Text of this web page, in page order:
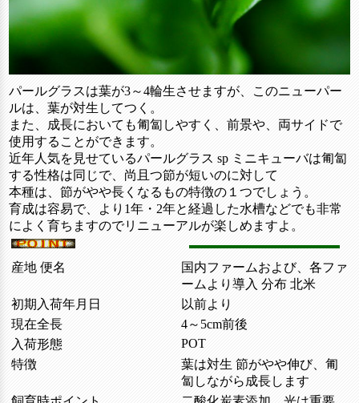
パールグラスは葉が3～4輪生させますが、このニューパー
ルは、葉が対生してつく。
また、成長においても匍匐しやすく、前景や、両サイドで
使用することができます。
近年人気を見せているパールグラス sp ミニキューバは匍匐
する性格は同じで、尚且つ節が短いのに対して
本種は、節がやや長くなるもの特徴の１つでしょう。
育成は容易で、より1年・2年と経過した水槽などでも非常
によく育ちますのでリニューアルが楽しめますよ。
産地 便名
国内ファームおよび、各ファ
ームより導入 分布 北米
初期入荷年月日
以前より
現在全長
4～5cm前後
入荷形態
POT
特徴
葉は対生 節がやや伸び、匍
匐しながら成長します